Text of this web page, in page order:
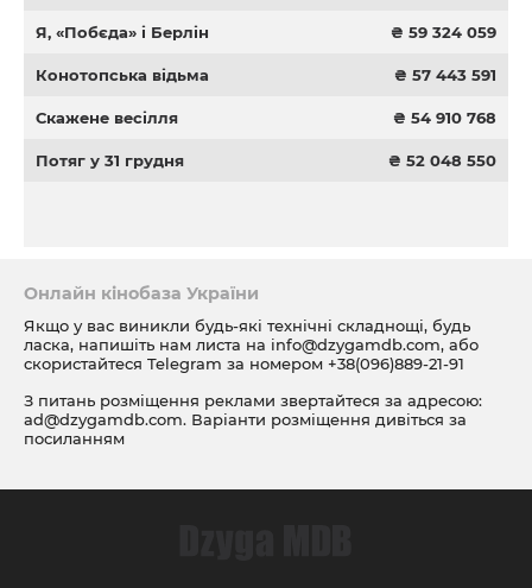
Я, «Побєда» і Берлін ₴ 59 324 059
Конотопська відьма ₴ 57 443 591
Скажене весілля ₴ 54 910 768
Потяг у 31 грудня ₴ 52 048 550
Онлайн кінобаза України
Якщо у вас виникли будь-які технічні складнощі, будь
ласка, напишіть нам листа на info@dzygamdb.com, або
скористайтеся Telegram за номером +38(096)889-21-91
З питань розміщення реклами звертайтеся за адресою:
ad@dzygamdb.com. Варіанти розміщення дивіться за
посиланням